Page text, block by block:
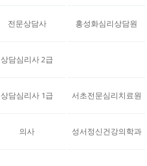
전문상담사 홍성화심리상담원
상담심리사 2급
상담심리사 1급 서초전문심리치료원
의사 성서정신건강의학과